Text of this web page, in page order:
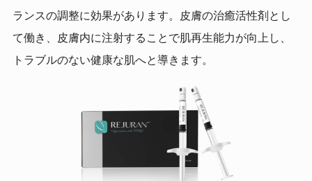
ランスの調整に効果があります。皮膚の治癒活性剤とし
て働き、皮膚内に注射することで肌再生能力が向上し、
トラブルのない健康な肌へと導きます。